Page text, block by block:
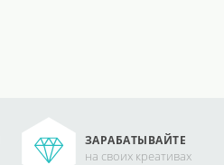
ЗАРАБАТЫВАЙТЕ
на своих креативах